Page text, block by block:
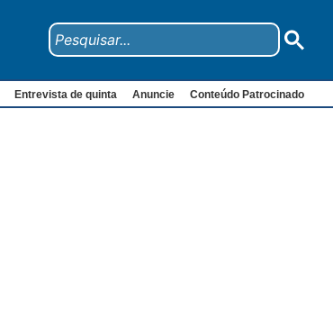
Entrevista de quinta Anuncie Conteúdo Patrocinado